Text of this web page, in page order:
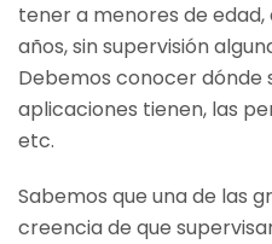
tener a menores de
años, sin supervisión
Debemos conocer dónde
aplicaciones tienen, las
etc.
Sabemos que una de las
creencia de que